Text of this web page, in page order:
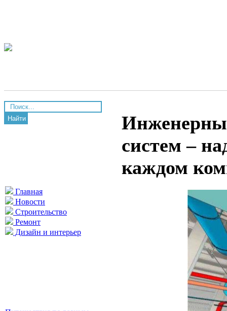
Найти
Главная
Новости
Строительство
Ремонт
Дизайн и интерьер
систем –
каждом